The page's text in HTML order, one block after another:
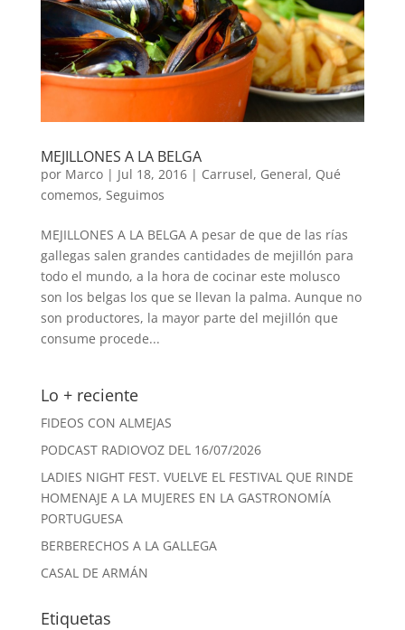
MEJILLONES A LA BELGA
por Marco| Jul 18, 2016| Carrusel, General, Qué
comemos, Seguimos
MEJILLONES A LA BELGA A pesar de que de las rías
gallegas salen grandes cantidades de mejillón para
todo el mundo, a la hora de cocinar este molusco
son los belgas los que se llevan la palma. Aunque no
son productores, la mayor parte del mejillón que
consume procede...
Lo + reciente
FIDEOS CON ALMEJAS
PODCAST RADIOVOZ DEL 16/07/2026
LADIES NIGHT FEST. VUELVE EL FESTIVAL QUE RINDE
HOMENAJE A LA MUJERES EN LA GASTRONOMÍA
PORTUGUESA
BERBERECHOS A LA GALLEGA
CASAL DE ARMÁN
Etiquetas